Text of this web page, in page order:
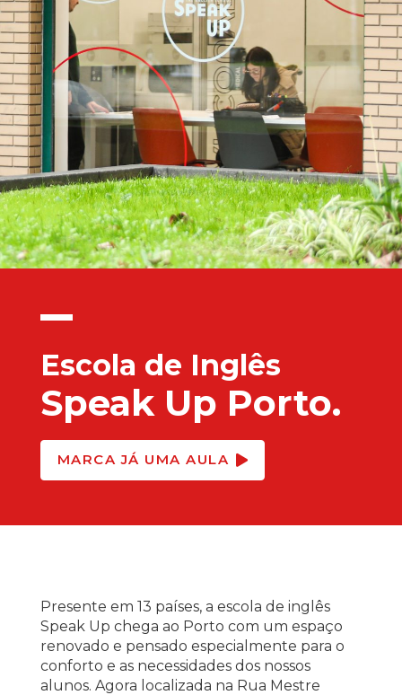
Escola de Inglês
Speak Up Porto.
MARCA JÁ UMA AULA
Presente em 13 países, a escola de inglês
Speak Up chega ao Porto com um espaço
renovado e pensado especialmente para o
conforto e as necessidades dos nossos
alunos. Agora localizada na Rua Mestre